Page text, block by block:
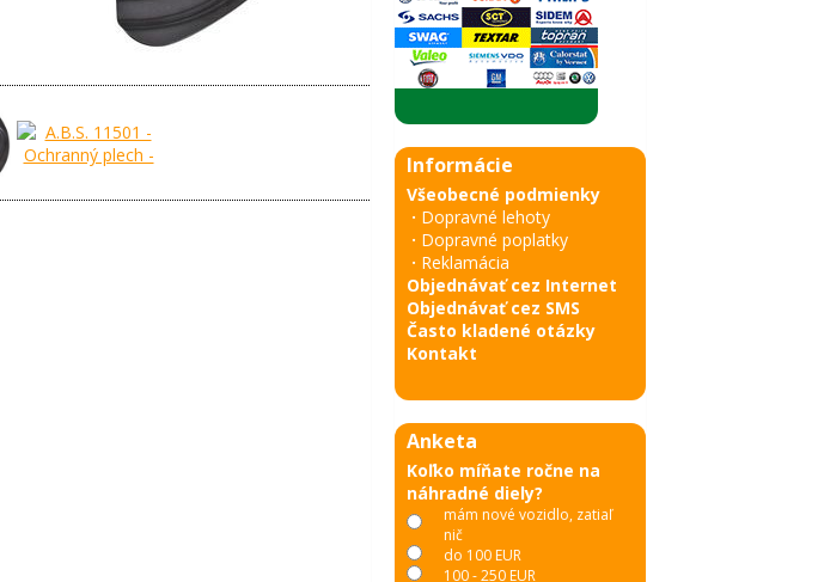
Informácie
Všeobecné podmienky
· Dopravné lehoty
· Dopravné poplatky
· Reklamácia
Objednávať cez Internet
Objednávať cez SMS
Často kladené otázky
Kontakt
Anketa
Koľko míňate ročne na
náhradné diely?
mám nové vozidlo, zatiaľ
nič
do 100 EUR
100 - 250 EUR